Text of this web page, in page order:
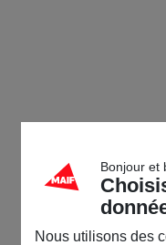
Bonjour et
Nous utilisons des